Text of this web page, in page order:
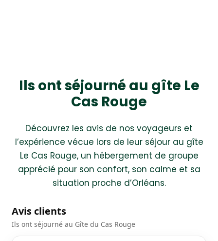
Ils ont séjourné au gîte Le
Cas Rouge
Découvrez les avis de nos voyageurs et
l’expérience vécue lors de leur séjour au gîte
Le Cas Rouge, un hébergement de groupe
apprécié pour son confort, son calme et sa
situation proche d’Orléans.
Avis clients
Ils ont séjourné au Gîte du Cas Rouge